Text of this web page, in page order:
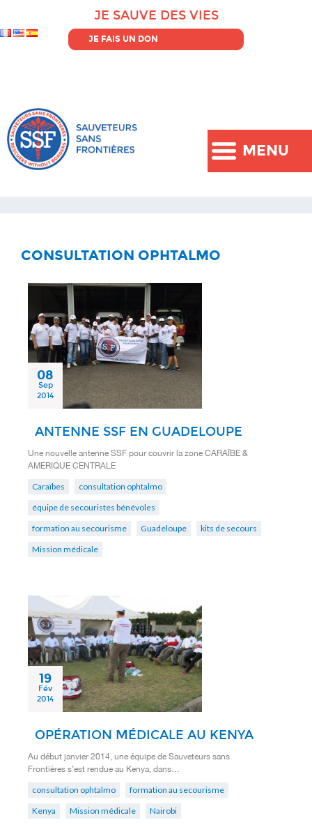
MENU
JE SAUVE DES VIES
JE FAIS UN DON
CONSULTATION OPHTALMO
08
Sep
2014
ANTENNE SSF EN GUADELOUPE
Une nouvelle antenne SSF pour couvrir la zone CARAÏBE &
AMERIQUE CENTRALE
Caraïbes
consultation ophtalmo
équipe de secouristes bénévoles
formation au secourisme
Guadeloupe
kits de secours
Mission médicale
19
Fév
2014
OPÉRATION MÉDICALE AU KENYA
Au début janvier 2014, une équipe de Sauveteurs sans
Frontières s’est rendue au Kenya, dans…
consultation ophtalmo
formation au secourisme
Kenya
Mission médicale Nairobi